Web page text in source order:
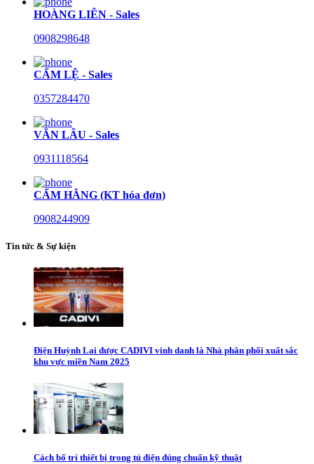
HOÀNG LIÊN - Sales
0908298648
CẨM LỆ - Sales
0357284470
VĂN LÂU - Sales
0931118564
CẨM HẰNG (KT hóa đơn)
0908244909
Tin tức & Sự kiện
Điện Huỳnh Lai được CADIVI vinh danh là Nhà phân phối xuất sắc
khu vực miền Nam 2025
Cách bố trí thiết bị trong tủ điện đúng chuẩn kỹ thuật